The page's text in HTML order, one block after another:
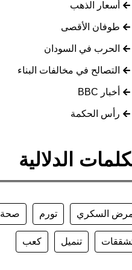
أسعار الذهب
طوفان الأقصى
الحرب في السودان
التصالح في مخالفات البناء
أخبار BBC
رأس الحكمة
الدلالية
السكري تورم صحة
تنميل كعب